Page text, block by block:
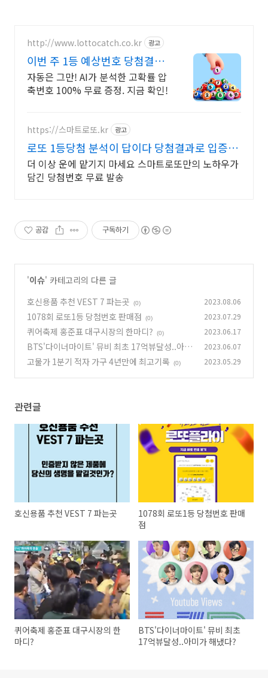
http://www.lottocatch.co.kr 광고
이번 주 1등 예상번호 당첨결과
로 입증한 분석기술!
자동은 그만! AI가 분석한 고확률 압
축번호 100% 무료 증정. 지금 확인!
https://스마트로또.kr 광고
로또 1등당첨 분석이 답이다 당첨결과로 입증한
분석기술!
더 이상 운에 맡기지 마세요 스마트로또만의 노하우가
담긴 당첨번호 무료 발송
공감 구독하기
'이슈' 카테고리의 다른 글
호신용품 추천 VEST 7 파는곳
(0) 2023.08.06
1078회 로또1등 당첨번호 판매점 (0) 2023.07.29
퀴어축제 홍준표 대구시장의 한마디? (0) 2023.06.17
BTS'다이너마이트' 뮤비 최초 17억뷰달성..아미
가 해냈다? (0)
2023.06.07
고물가 1분기 적자 가구 4년만에 최고기록 (0) 2023.05.29
관련글
호신용품 추천 VEST 7 파는곳
1078회 로또1등 당첨번호 판매
점
퀴어축제 홍준표 대구시장의 한
마디?
BTS'다이너마이트' 뮤비 최초
17억뷰달성..아미가 해냈다?